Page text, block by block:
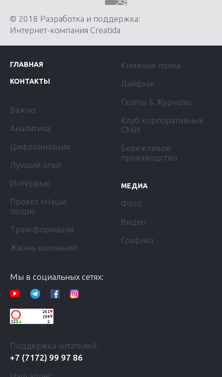
© 2018 Разработка и поддержка:
Интернет-компания Creatida
ГЛАВНАЯ
КОНТАКТЫ
Важно
Аналитика
Цифровизация
Лучший опыт
Интервью
Проект «Наши
люди»
Трансформация
Жизнь компаний
Книжная полка
Лайфхак
Газеты & Журналы
Клуб корпоративных
СМИ
Бережливое
производство
МЕДИА
Фото
Видео
Графика
Мы в социальных сетях:
Поддержка читателей:
+7 (7172) 99 97 86